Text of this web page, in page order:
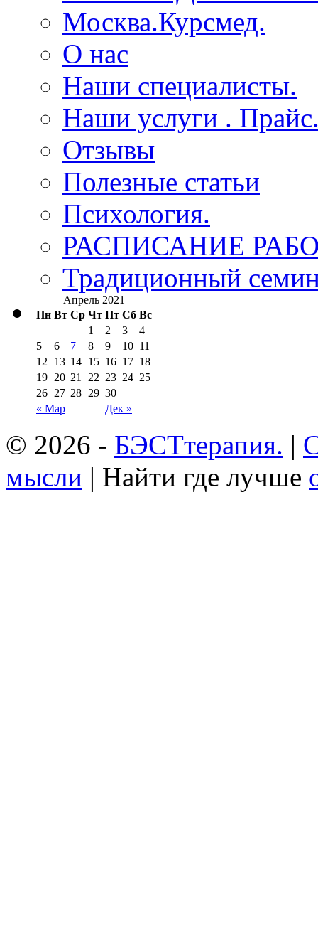
Москва.Курсмед.
О нас
Наши специалисты.
Наши услуги .
Отзывы
Полезные статьи
Психология.
РАСПИСАНИЕ
Традиционный
Апрель 2021
Пн Вт Ср Чт Пт Сб Вс
« Мар Дек »
1 2 3
4
5
6 7 8 9 10 11
12
13 14 15 16 17 18
19 20 21 22 23 24 25
26 27 28 29 30
© 2026 - БЭСТтерапия. |
мысли | Найти где лучше